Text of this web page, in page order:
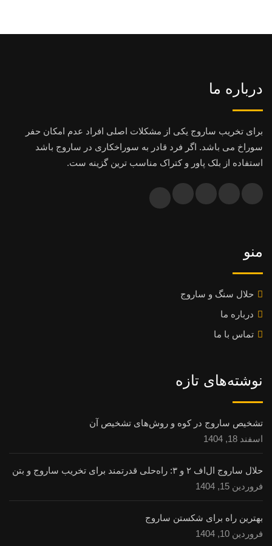
درباره ما
برای تخریب ساروج یکی از مشکلات اصلی افراد عدم امکان حفر
سوراخ می باشد. اگر فرد قادر به سوراخکاری در ساروج باشد
استفاده از بلک پاور و کتراک مناسب ترین گزینه ست.
منو
حلال سنگ و ساروج
درباره ما
تماس با ما
نوشته‌های تازه
تشخیص ساروج در کوه و روش‌های تشخیص آن
اسفند 18, 1404
حلال ساروج ال‌اف ۲ و ۳: راه‌حلی قدرتمند برای تخریب ساروج و بتن
فروردین 15, 1404
بهترین راه برای شکستن ساروج
فروردین 10, 1404